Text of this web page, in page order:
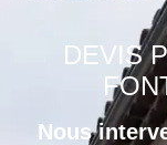
DEVIS
Nous